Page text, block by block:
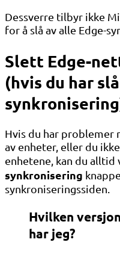
Dessverre tilbyr ikke
for å slå av alle Edge-
Slett Edge-
(hvis du har
Hvis du har problemer
av enheter, eller du
enhetene, kan du alltid
synkronisering
synkroniseringssiden.
Hvilken
har jeg?